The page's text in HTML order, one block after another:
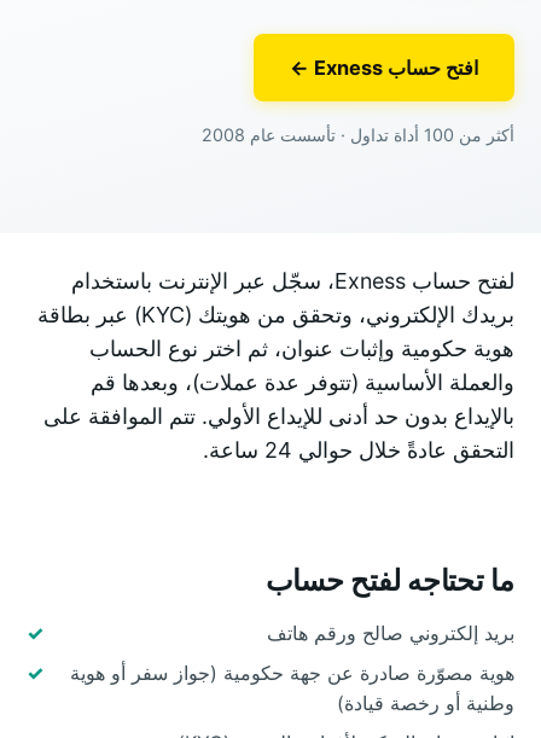
افتح حساب Exness ←
أكثر من 100 أداة تداول · تأسست عام 2008
لفتح حساب Exness، سجّل عبر الإنترنت باستخدام
بريدك الإلكتروني، وتحقق من هويتك (KYC) عبر بطاقة
هوية حكومية وإثبات عنوان، ثم اختر نوع الحساب
والعملة الأساسية (تتوفر عدة عملات)، وبعدها قم
بالإيداع بدون حد أدنى للإيداع الأولي. تتم الموافقة على
التحقق عادةً خلال حوالي 24 ساعة.
ما تحتاجه لفتح حساب
بريد إلكتروني صالح ورقم هاتف
هوية مصوّرة صادرة عن جهة حكومية (جواز سفر أو هوية
وطنية أو رخصة قيادة)